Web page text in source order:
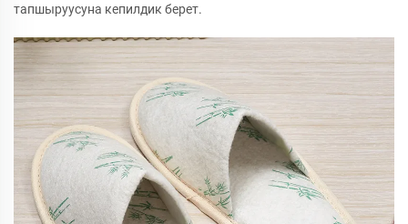
тапшыруусуна кепилдик берет.